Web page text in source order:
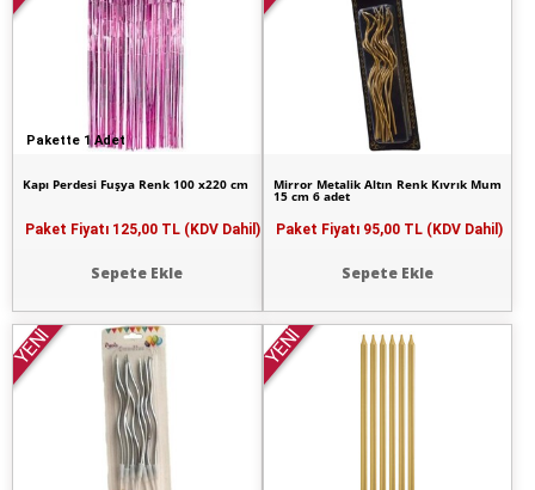
Pakette 1 Adet
Kapı Perdesi Fuşya Renk 100 x220 cm
Paket Fiyatı 125,00 TL (KDV Dahil)
Sepete Ekle
Mirror Metalik Altın Renk Kıvrık Mum
15 cm 6 adet
Paket Fiyatı 95,00 TL (KDV Dahil)
Sepete Ekle
YENİ YENİ